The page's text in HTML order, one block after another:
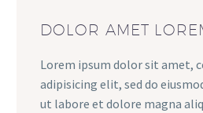
DOLOR AMET
Lorem ipsum dolor sit amet,
adipisicing elit, sed do
ut labore et dolore magna